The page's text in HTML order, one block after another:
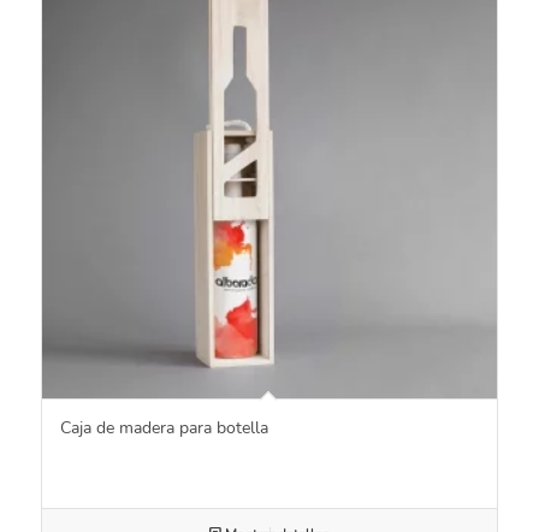
Caja de madera para botella